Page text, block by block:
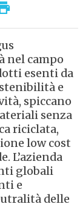
nel campo
esenti da
e
spiccano
senza
riciclata,
low cost
L’azienda
globali
e
delle